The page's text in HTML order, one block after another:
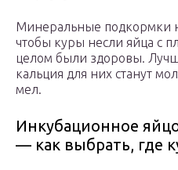
Минеральные подкормки
чтобы куры несли яйца с
целом были здоровы.
кальция для них станут
мел.
Инкубационное
— как выбрать, где